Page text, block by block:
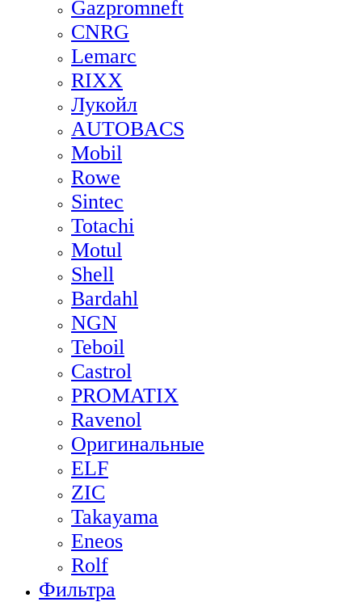
Gazpromneft
CNRG
Lemarc
RIXX
Лукойл
AUTOBACS
Mobil
Rowe
Sintec
Totachi
Motul
Shell
Bardahl
NGN
Teboil
Castrol
PROMATIX
Ravenol
Оригинальные
ELF
ZIC
Takayama
Eneos
Rolf
Фильтра